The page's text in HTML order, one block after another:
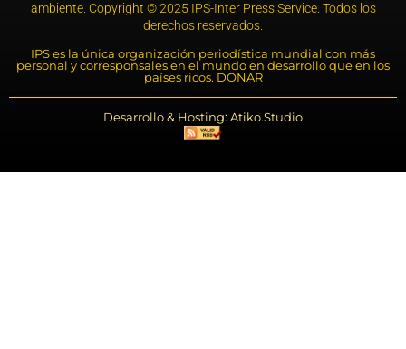
ambiente. Copyright © 2025 IPS-Inter Press Service. Todos los
derechos reservados.
IPS es la única organización periodística mundial con más
personal y corresponsales en el mundo en desarrollo que en los
países ricos. DONAR
Desarrollo & Hosting: Atiko.Studio